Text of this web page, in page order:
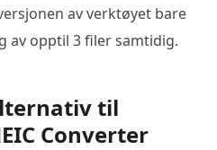
av verktøyet bare
av opptil 3 filer samtidig.
til
Converter